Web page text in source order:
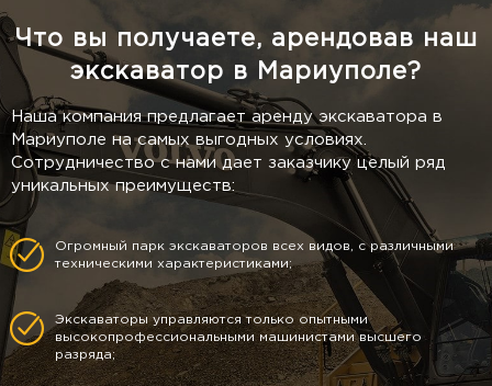
Что вы получаете, арендовав наш
экскаватор в Мариуполе?
Наша компания предлагает аренду экскаватора в
Мариуполе на самых выгодных условиях.
Сотрудничество с нами дает заказчику целый ряд
уникальных преимуществ:
Огромный парк экскаваторов всех видов, с различными
техническими характеристиками;
Экскаваторы управляются только опытными
высокопрофессиональными машинистами высшего
разряда;